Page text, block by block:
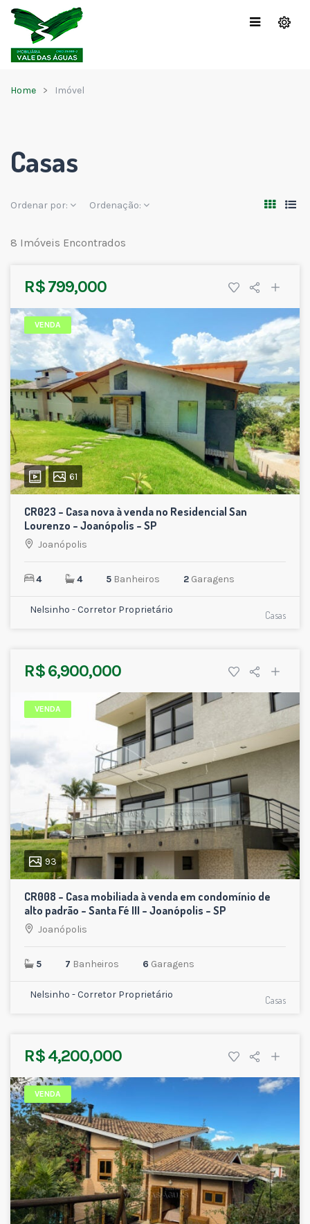
Home Imóvel
Casas
Ordenar por: Ordenação:
8 Imóveis Encontrados
R$ 799,000
VENDA
61
CR023 – Casa nova à venda no Residencial San
Lourenzo – Joanópolis – SP
Joanópolis
4 4 5 Banheiros 2 Garagens
Nelsinho - Corretor Proprietário Casas
R$ 6,900,000
VENDA
93
CR008 – Casa mobiliada à venda em condomínio de
alto padrão – Santa Fé III – Joanópolis – SP
Joanópolis
5 7 Banheiros 6 Garagens
Nelsinho - Corretor Proprietário Casas
R$ 4,200,000
VENDA